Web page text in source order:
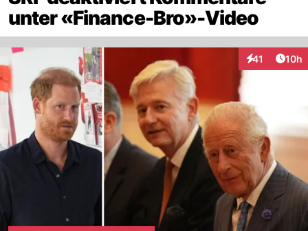
unter «Finance-Bro»-Video
41
Interaktionen
10h